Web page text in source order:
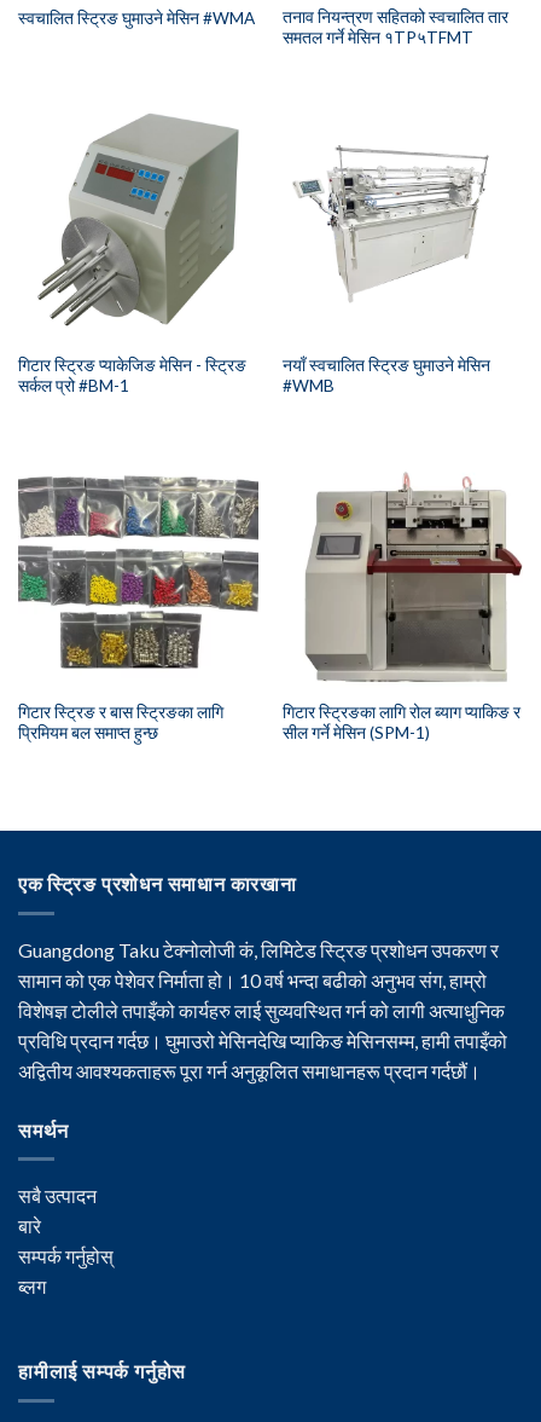
स्वचालित स्ट्रिङ घुमाउने मेसिन #WMA
तनाव नियन्त्रण सहितको स्वचालित तार
समतल गर्ने मेसिन १TP५TFMT
गिटार स्ट्रिङ प्याकेजिङ मेसिन - स्ट्रिङ
सर्कल प्रो #BM-1
नयाँ स्वचालित स्ट्रिङ घुमाउने मेसिन
#WMB
गिटार स्ट्रिङ र बास स्ट्रिङका लागि
प्रिमियम बल समाप्त हुन्छ
गिटार स्ट्रिङका लागि रोल ब्याग प्याकिङ र
सील गर्ने मेसिन (SPM-1)
एक स्ट्रिङ प्रशोधन समाधान कारखाना
Guangdong Taku टेक्नोलोजी कं, लिमिटेड स्ट्रिङ प्रशोधन उपकरण र
सामान को एक पेशेवर निर्माता हो। 10 वर्ष भन्दा बढीको अनुभव संग, हाम्रो
विशेषज्ञ टोलीले तपाइँको कार्यहरु लाई सुव्यवस्थित गर्न को लागी अत्याधुनिक
प्रविधि प्रदान गर्दछ। घुमाउरो मेसिनदेखि प्याकिङ मेसिनसम्म, हामी तपाइँको
अद्वितीय आवश्यकताहरू पूरा गर्न अनुकूलित समाधानहरू प्रदान गर्दछौं।
समर्थन
सबै उत्पादन
बारे
सम्पर्क गर्नुहोस्
ब्लग
हामीलाई सम्पर्क गर्नुहोस